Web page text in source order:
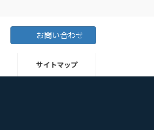
お問い合わせ
サイトマップ